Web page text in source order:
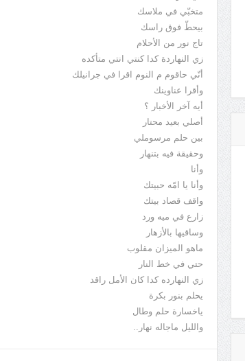
متخبّي في ملاسك
بيحطّ فوق راسك
تاج نور من الأحلام
زي النهاردة كدا كنتي انتي متأكده
أنّي حاقوم م النوم اقرا في جرانيلك
وأقرا عناوينك
أيه آخر الأخبار ؟
أصلي بعيد محتار
بين حلم مرسوملي
وحقيقة فيه بتنهار
وأنا
وأنا يا امّه حبيتك
واقف قصاد بيتك
زارع في ميه ورد
وساقيها بالأزهار
ماهو الميزان مقلوب
حتي في خط النار
زي النهارده كدا كان الأمل راقد
يحلم بنور بكرة
ياخسارة حلم وطال
والليل ماجاله نهار..